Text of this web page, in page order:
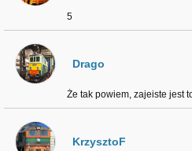
5
Drago
Że tak powiem, zajeiste jest
KrzysztoF